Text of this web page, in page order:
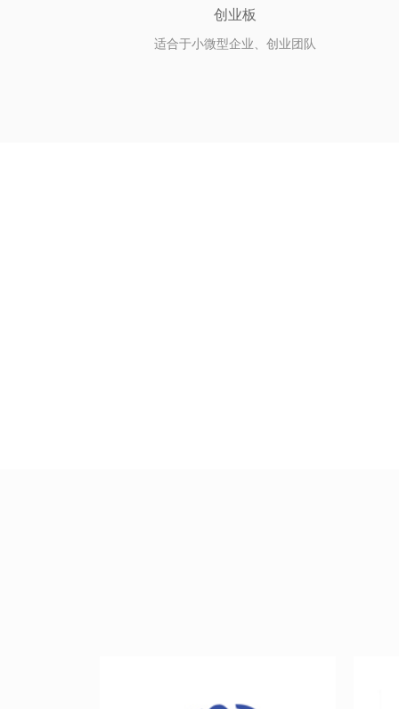
创业板
适合于小微型企业、创业团队